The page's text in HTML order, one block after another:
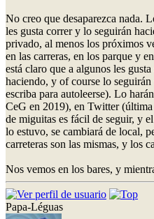
No creo que desaparezca nada.
les gusta correr y lo seguirán
privado, al menos los próximos
en las carreras, en los parque y
está claro que a algunos les
haciendo, y of course lo
escriba para autoleerse). Lo
CeG en 2019), en Twitter
de miguitas es fácil de seguir, y
lo estuvo, se cambiará de local,
carreteras son las mismas, y los
Nos vemos en los bares, y
Papa-Léguas